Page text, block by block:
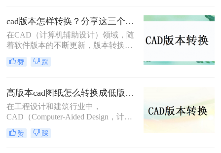
得尤为重要。那么cad版本转换怎么操
作呢？本文将介绍二种CAD版本转换
的操作方法。
cad版本怎样转换？分享这三个转换方法！
在CAD（计算机辅助设计）领域，随
着软件版本的不断更新，版本转换成
为了一个常见的需求。无论是出于兼
容性、文件格式要求，还是为了与旧
得尤为重要。那么cad版本怎样转换
呢？本文将介绍三种CAD版本转换的
方法。
赞 踩
高版本cad图纸怎么转换成低版本图纸？快来试一试这二种方法吧！
在工程设计和建筑行业中，
CAD（Computer-Aided Design，计算
机辅助设计）文件的版本兼容性问题
时常出现。高版本的CAD图纸在低版
赞 踩